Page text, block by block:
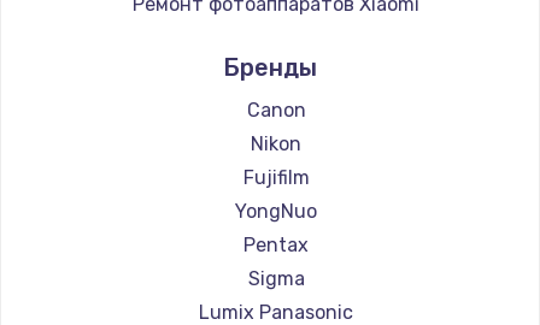
1300 руб.
Заказать
Замена сигнальной лампы
1200 руб.
Заказать
Ремонт фотоаппаратов Kodak
Ремонт фотоаппаратов Blackmagic
Бренды
Canon
Nikon
Fujifilm
YongNuo
Pentax
Sigma
Lumix Panasonic